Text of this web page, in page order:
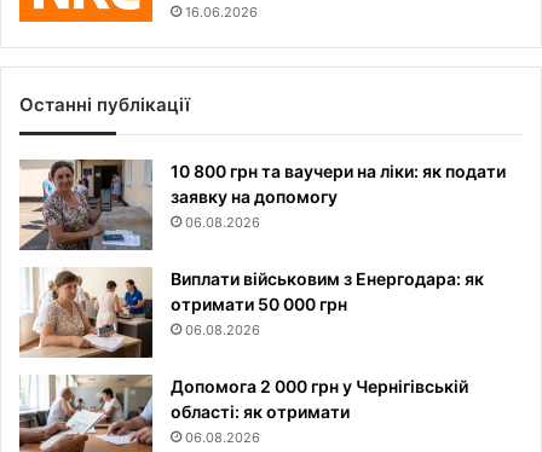
16.06.2026
Останні публікації
10 800 грн та ваучери на ліки: як подати
заявку на допомогу
06.08.2026
Виплати військовим з Енергодара: як
отримати 50 000 грн
06.08.2026
Допомога 2 000 грн у Чернігівській
області: як отримати
06.08.2026